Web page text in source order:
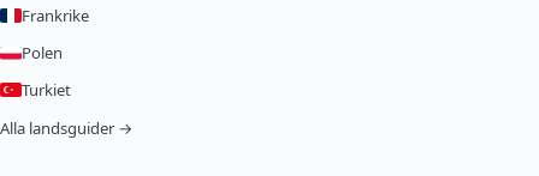
Frankrike
Polen
Turkiet
Alla landsguider →